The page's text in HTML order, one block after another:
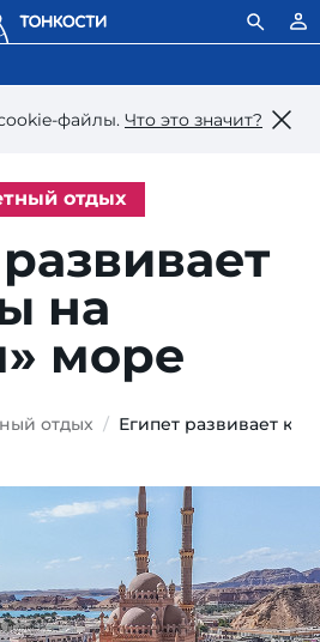
файлы. Что это значит?
отдых
на
море
отдых Египет развивает